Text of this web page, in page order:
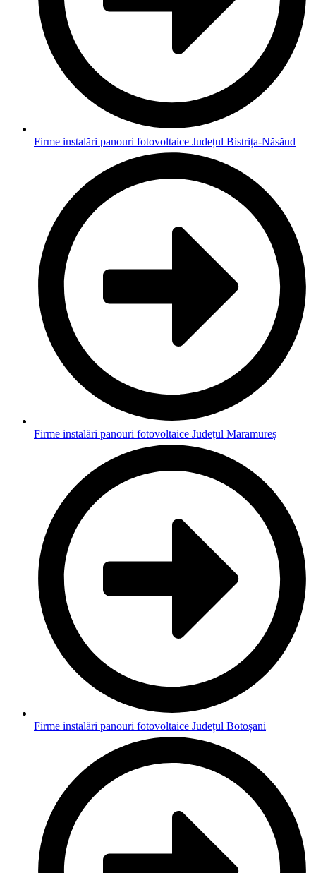
Firme instalări panouri fotovoltaice Județul Bistrița-Năsăud
Firme instalări panouri fotovoltaice Județul Maramureș
Firme instalări panouri fotovoltaice Județul Botoșani